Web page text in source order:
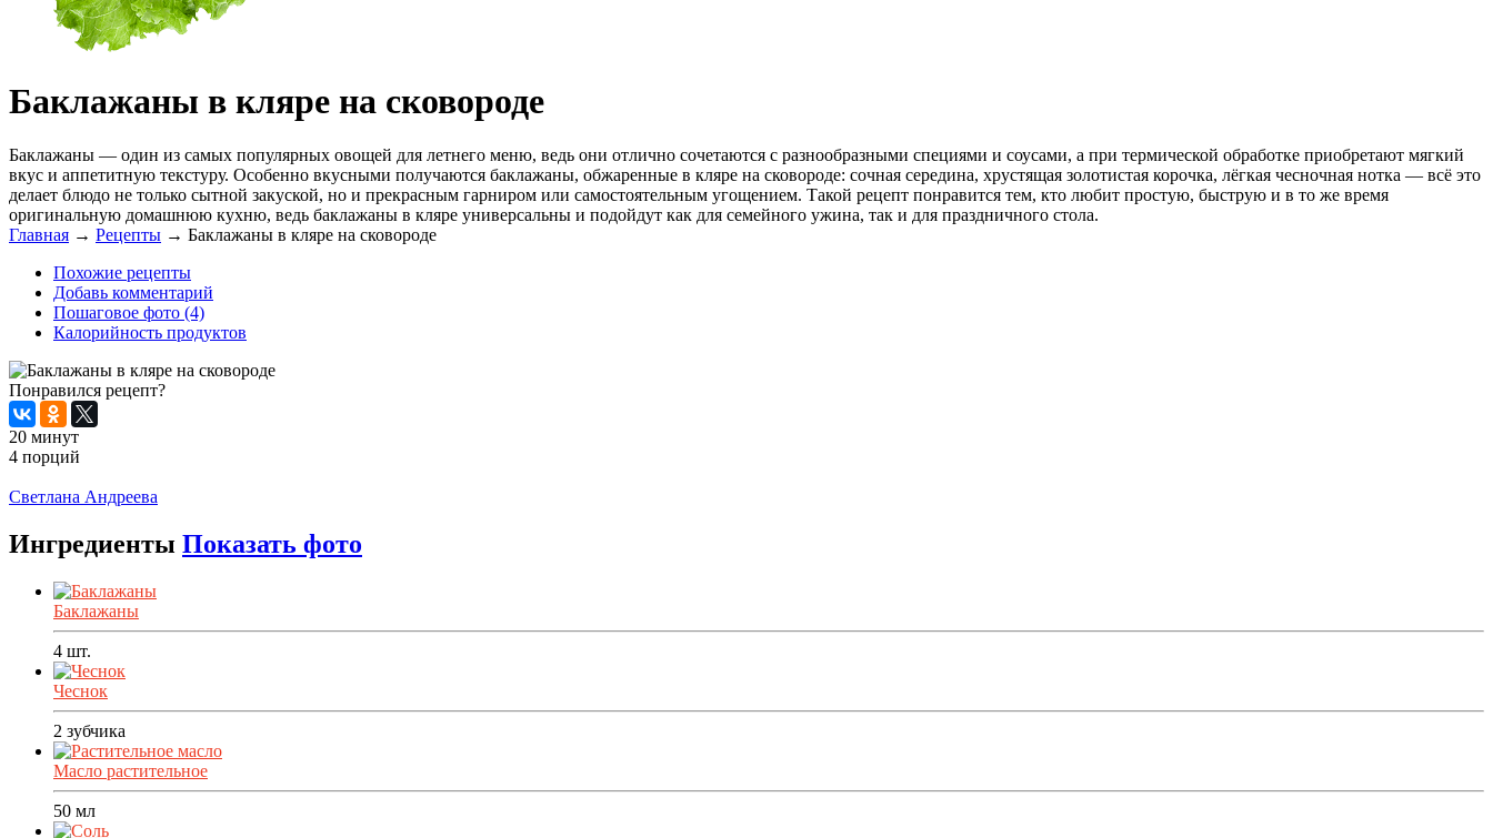
Баклажаны в кляре на сковороде
Баклажаны — один из самых популярных овощей для летнего меню, ведь они отлично сочетаются с разнообразными специями и соусами, а при термической обработке приобретают мягкий
вкус и аппетитную текстуру. Особенно вкусными получаются баклажаны, обжаренные в кляре на сковороде: сочная середина, хрустящая золотистая корочка, лёгкая чесночная нотка — всё это
делает блюдо не только сытной закуской, но и прекрасным гарниром или самостоятельным угощением. Такой рецепт понравится тем, кто любит простую, быструю и в то же время
оригинальную домашнюю кухню, ведь баклажаны в кляре универсальны и подойдут как для семейного ужина, так и для праздничного стола.
Главная → Рецепты → Баклажаны в кляре на сковороде
Похожие рецепты
Добавь комментарий
Пошаговое фото (4)
Калорийность продуктов
Понравился рецепт?
20 минут
4 порций
Светлана Андреева
Ингредиенты Показать фото
Баклажаны
4 шт.
Чеснок
2 зубчика
Масло растительное
50 мл